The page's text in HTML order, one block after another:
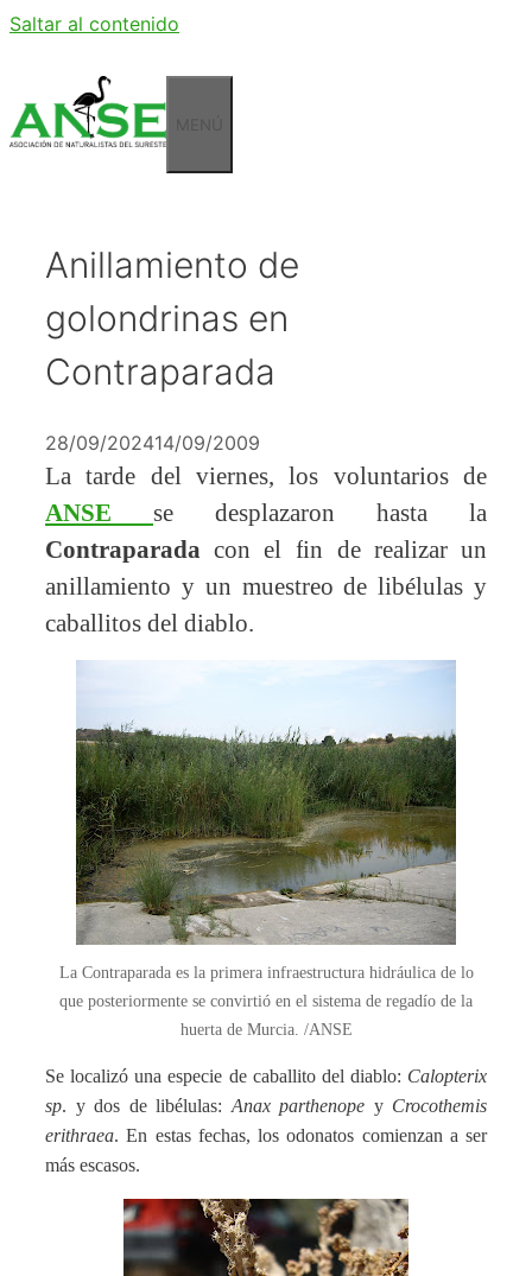
Saltar al contenido
Anillamiento de
golondrinas en
Contraparada
28/09/202414/09/2009
La tarde del viernes, los voluntarios de
ANSE
se desplazaron hasta la
Contraparada con el fin de realizar un
anillamiento y un muestreo de libélulas y
caballitos del diablo.
La Contraparada es la primera infraestructura hidráulica de lo
que posteriormente se convirtió en el sistema de regadío de la
huerta de Murcia. /ANSE
Se localizó una especie de caballito del diablo: Calopterix
sp. y dos de libélulas: Anax parthenope y Crocothemis
erithraea. En estas fechas, los odonatos comienzan a ser
más escasos.